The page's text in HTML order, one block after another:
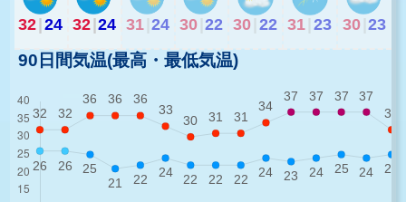
32|24 32|24 31 24 30 22 30 22 31 23 30 23
90日間気温(最高・最低気温)